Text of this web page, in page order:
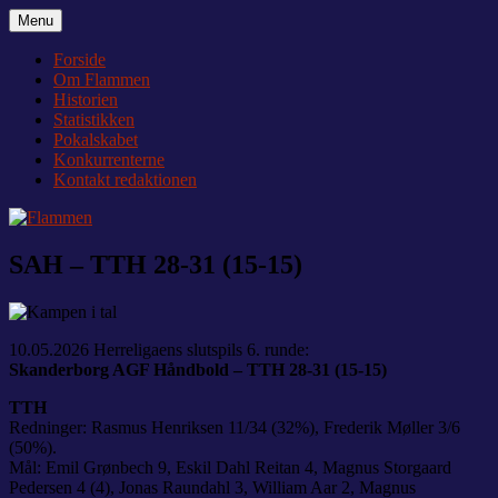
Videre
til
indhold
Flammen
Nyheder og debat om Team Tvis Holstebro
Menu
Forside
Om Flammen
Historien
Statistikken
Pokalskabet
Konkurrenterne
Kontakt redaktionen
SAH – TTH 28-31 (15-15)
10.05.2026 Herreligaens slutspils 6. runde:
Skanderborg AGF Håndbold – TTH 28-31 (15-15)
TTH
Redninger: Rasmus Henriksen 11/34 (32%), Frederik Møller 3/6
(50%).
Mål: Emil Grønbech 9, Eskil Dahl Reitan 4, Magnus Storgaard
Pedersen 4 (4), Jonas Raundahl 3, William Aar 2, Magnus